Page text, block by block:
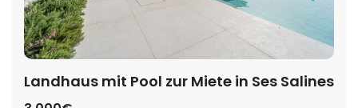
Landhaus mit Pool zur Miete in Ses Salines